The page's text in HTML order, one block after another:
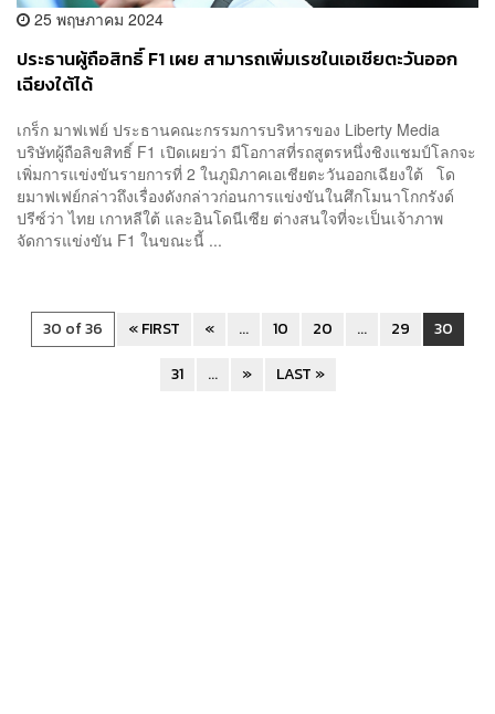
25 พฤษภาคม 2024
ประธานผู้ถือสิทธิ์ F1 เผย สามารถเพิ่มเรซในเอเชียตะวันออก
เฉียงใต้ได้
เกร็ก มาฟเฟย์ ประธานคณะกรรมการบริหารของ Liberty Media
บริษัทผู้ถือลิขสิทธิ์ F1 เปิดเผยว่า มีโอกาสที่รถสูตรหนึ่งชิงแชมป์โลกจะ
เพิ่มการแข่งขันรายการที่ 2 ในภูมิภาคเอเชียตะวันออกเฉียงใต้ โด
ยมาฟเฟย์กล่าวถึงเรื่องดังกล่าวก่อนการแข่งขันในศึกโมนาโกกรังด์
ปรีซ์ว่า ไทย เกาหลีใต้ และอินโดนีเซีย ต่างสนใจที่จะเป็นเจ้าภาพ
จัดการแข่งขัน F1 ในขณะนี้ ...
30 of 36 « FIRST « ... 10 20 ... 29
30
31
... » LAST »